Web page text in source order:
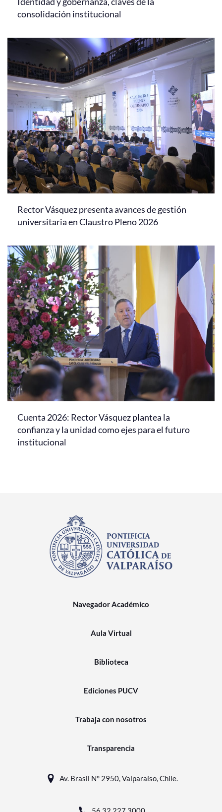
consolidación institucional
Rector Vásquez presenta avances de gestión
universitaria en Claustro Pleno 2026
Cuenta 2026: Rector Vásquez plantea la
confianza y la unidad como ejes para el futuro
institucional
Navegador Académico
Aula Virtual
Biblioteca
Ediciones PUCV
Trabaja con nosotros
Transparencia
Av. Brasil N° 2950, Valparaíso, Chile.